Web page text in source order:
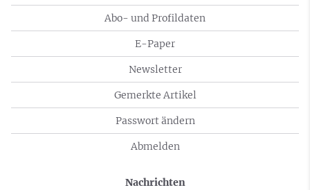
Abo- und Profildaten
E-Paper
Newsletter
Gemerkte Artikel
Passwort ändern
Abmelden
Nachrichten